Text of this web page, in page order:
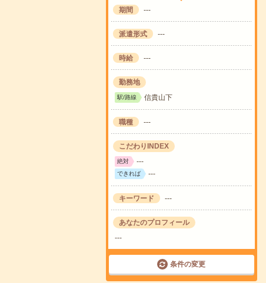
期間 ---
派遣形式 ---
時給 ---
勤務地
駅/路線 信貴山下
職種 ---
こだわりINDEX
絶対 ---
できれば ---
キーワード ---
あなたのプロフィール
---
条件の変更